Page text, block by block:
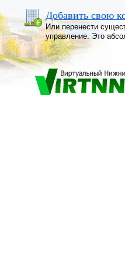
Добавить свою
Или перенести
управление. Это